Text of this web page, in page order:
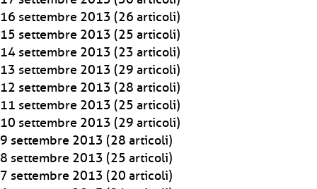
16 settembre 2013 (26 articoli)
15 settembre 2013 (25 articoli)
14 settembre 2013 (23 articoli)
13 settembre 2013 (29 articoli)
12 settembre 2013 (28 articoli)
11 settembre 2013 (25 articoli)
10 settembre 2013 (29 articoli)
9 settembre 2013 (28 articoli)
8 settembre 2013 (25 articoli)
7 settembre 2013 (20 articoli)